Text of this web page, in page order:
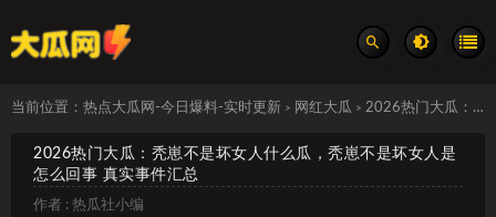
当前位置： 热点大瓜网-今日爆料-实时更新 > 网红大瓜 > 2026热门大瓜：秃崽不是坏女人什么瓜，秃崽不是坏女人是怎么回事 真实事件汇总
2026热门大瓜：秃崽不是坏女人什么瓜，秃崽不是坏女人是
怎么回事 真实事件汇总
作者 : 热瓜社小编